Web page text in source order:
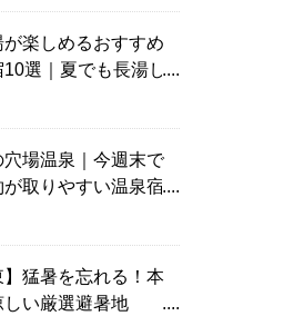
が楽しめるおすすめ
10選｜夏でも長湯し
穴場温泉｜今週末で
が取りやすい温泉宿
】猛暑を忘れる！本
しい厳選避暑地